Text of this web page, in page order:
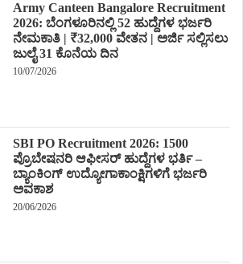
Army Canteen Bangalore Recruitment
2026: ಬೆಂಗಳೂರಿನಲ್ಲಿ 52 ಹುದ್ದೆಗಳ ಭರ್ಜರಿ
ನೇಮಕಾತಿ | ₹32,000 ವೇತನ | ಅರ್ಜಿ ಸಲ್ಲಿಸಲು
ಜುಲೈ 31 ಕೊನೆಯ ದಿನ
10/07/2026
SBI PO Recruitment 2026: 1500
ಪ್ರೊಬೇಷನರಿ ಆಫೀಸರ್ ಹುದ್ದೆಗಳ ಭರ್ತಿ –
ಬ್ಯಾಂಕಿಂಗ್ ಉದ್ಯೋಗಾಕಾಂಕ್ಷಿಗಳಿಗೆ ಭರ್ಜರಿ
ಅವಕಾಶ
20/06/2026